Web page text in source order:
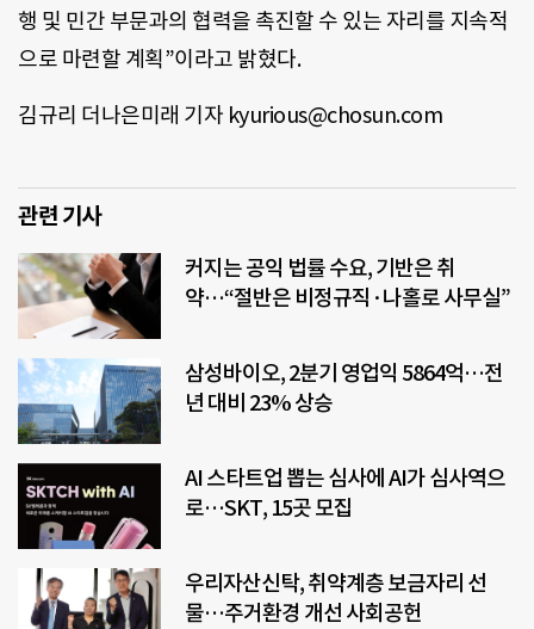
행 및 민간 부문과의 협력을 촉진할 수 있는 자리를 지속적
으로 마련할 계획”이라고 밝혔다.
김규리 더나은미래 기자 kyurious@chosun.com
관련 기사
커지는 공익 법률 수요, 기반은 취
약…“절반은 비정규직·나홀로 사무실”
삼성바이오, 2분기 영업익 5864억…전
년 대비 23% 상승
AI 스타트업 뽑는 심사에 AI가 심사역으
로…SKT, 15곳 모집
우리자산신탁, 취약계층 보금자리 선
물…주거환경 개선 사회공헌